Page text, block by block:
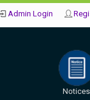
Admin Login
Notices